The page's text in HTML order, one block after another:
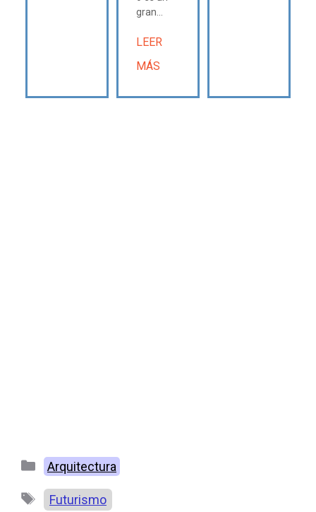
gran...
LEER
MÁS
Categorías
Arquitectura
Etiquetas
Futurismo